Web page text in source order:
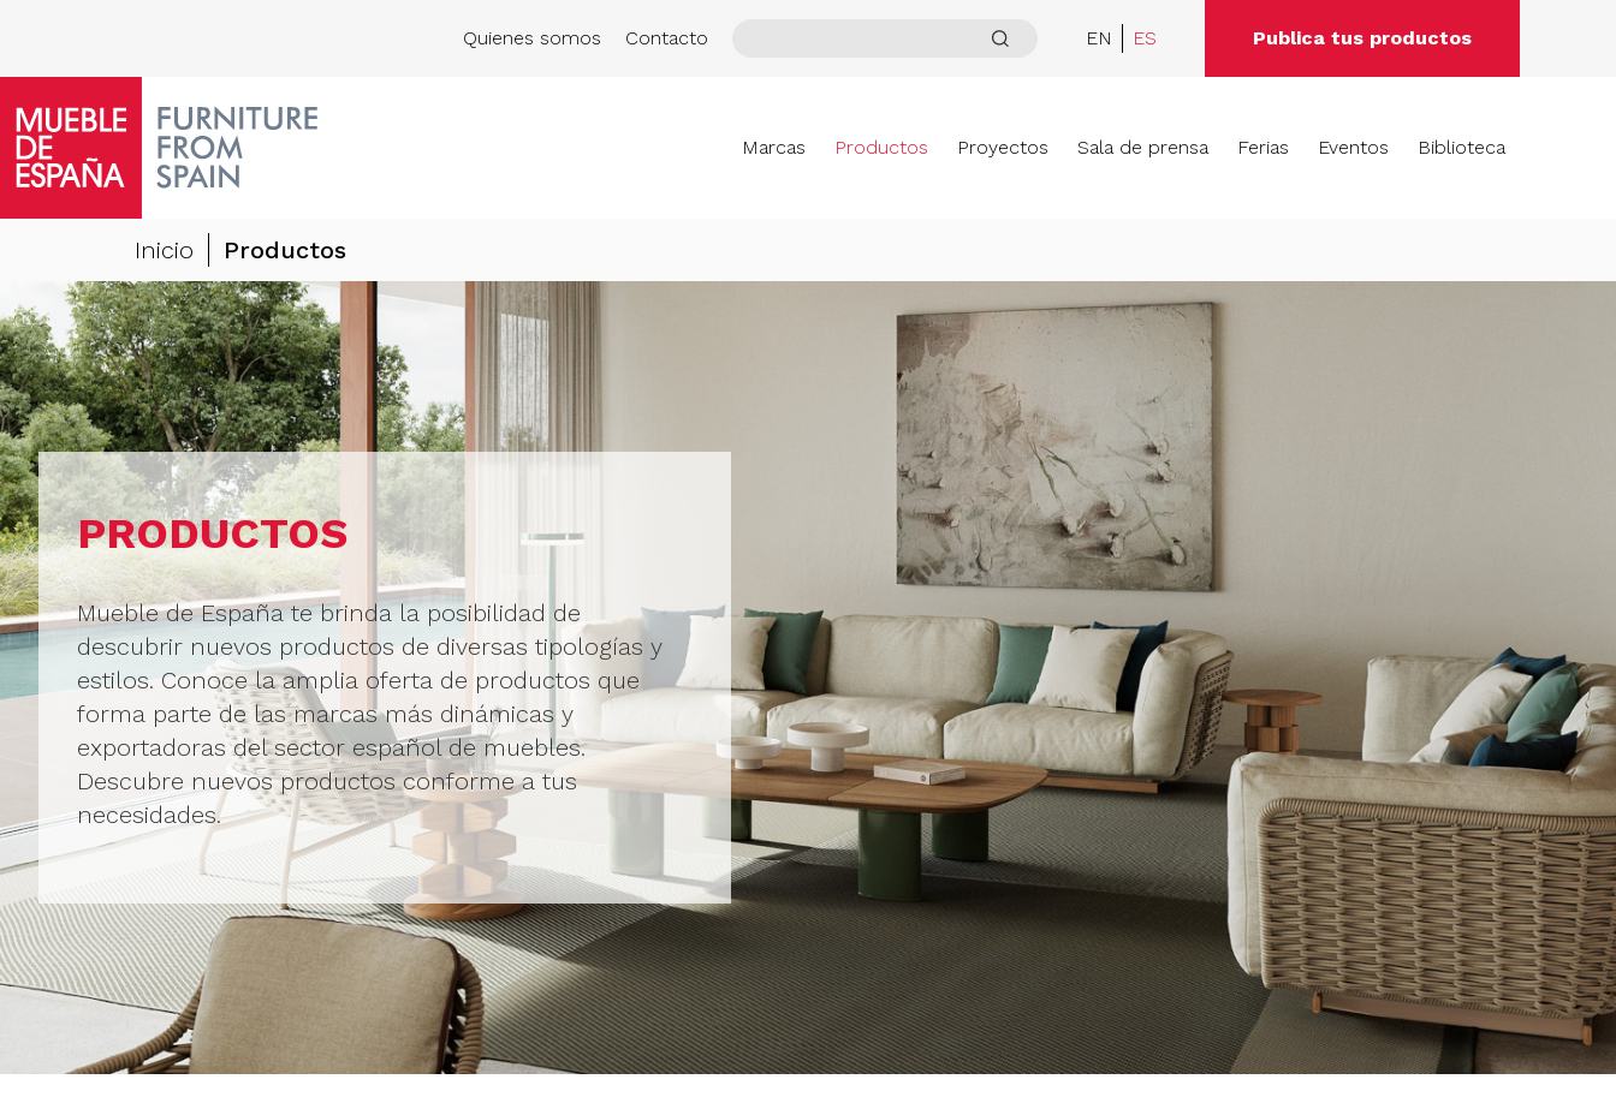
Quienes somos Contacto EN ES Publica tus productos
Marcas Productos Proyectos Sala de prensa Ferias Eventos Biblioteca
Inicio Productos
PRODUCTOS
Mueble de España te brinda la posibilidad de
descubrir nuevos productos de diversas tipologías y
estilos. Conoce la amplia oferta de productos que
forma parte de las marcas más dinámicas y
exportadoras del sector español de muebles.
Descubre nuevos productos conforme a tus
necesidades.